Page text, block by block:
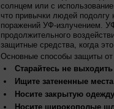
солнцем или с
что привычки людей подолгу
поражений УФ-излучением.
продолжительного
защитные средства, когда
Основные способы защиты
Старайтесь не
Ищите затененные места
Носите закрытую одежду
Носите широкополые